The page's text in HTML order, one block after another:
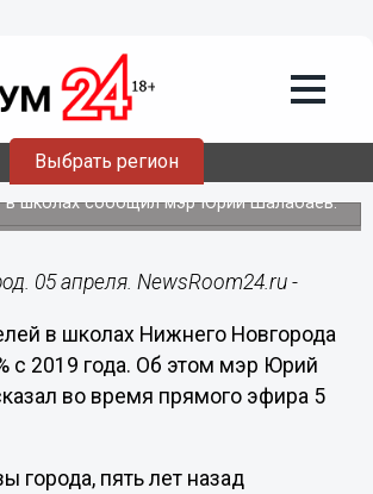
Выбрать регион
рублей в среднем
учителя в Нижнем
в школах сообщил мэр Юрий Шалабаев.
05 апреля. NewsRoom24.ru -
в школах Нижнего Новгорода
с 2019 года. Об этом мэр Юрий
во время прямого эфира 5
города, пять лет назад